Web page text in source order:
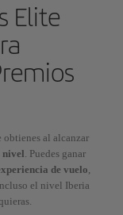
Elite
obtienes al alcanzar
nivel . Puedes ganar
de vuelo
el nivel Iberia